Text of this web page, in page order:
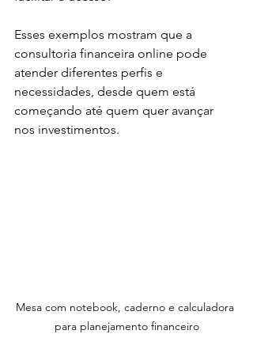
Esses exemplos mostram que a
consultoria financeira online pode
atender diferentes perfis e
necessidades, desde quem está
começando até quem quer avançar
nos investimentos.
Mesa com notebook, caderno e calculadora
para planejamento financeiro